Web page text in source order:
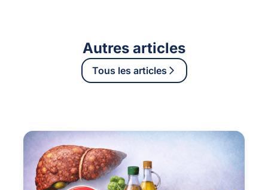
Autres articles
Tous les articles